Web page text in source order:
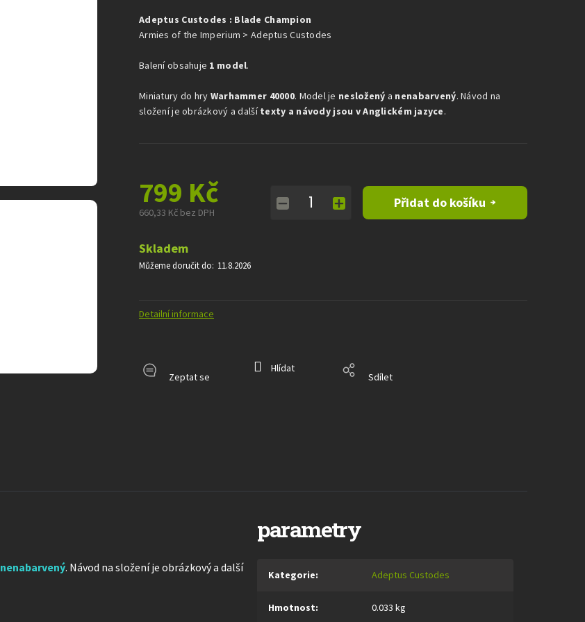
0,0
z
hvězdiček.
Adeptus Custodes : Blade Champion
Armies of the Imperium > Adeptus Custodes
Balení obsahuje 1 model.
Miniatury do hry Warhammer 40000. Model je nesložený a nenabarvený. Návod na
složení je obrázkový a dalšítexty a návody jsou v Anglickém jazyce.
799 Kč
660,33 Kč bez DPH
cena:
Přidat do košíku
Skladem
Můžeme doručit do: 11.8.2026
Detailní informace
Zeptat se
Hlídat
Sdílet
nenabarvený. Návod na složení je obrázkový a další
parametry
Kategorie: Adeptus Custodes
Hmotnost: 0.033 kg